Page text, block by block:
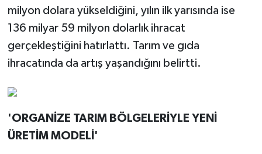
milyon dolara yükseldiğini, yılın ilk yarısında ise
136 milyar 59 milyon dolarlık ihracat
gerçekleştiğini hatırlattı. Tarım ve gıda
ihracatında da artış yaşandığını belirtti.
'ORGANİZE TARIM BÖLGELERİYLE YENİ
ÜRETİM MODELİ'